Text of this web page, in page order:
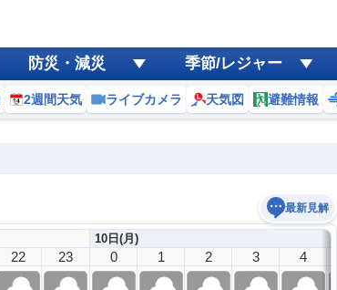
防災・減災 季節/レジャー
2週間天気 ライブカメラ 天気図 避難情報
最新見解
22 23
10日(月)
0 1 2 3 4